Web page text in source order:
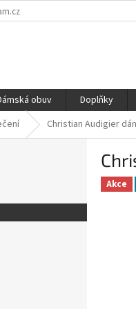
obuv Doplňky
Christian Audigier
Akce